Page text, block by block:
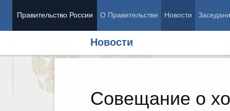
Правительство России О Правительстве Новости
Новости
Совещание о
Председатель Правительства
Вице-премьеры